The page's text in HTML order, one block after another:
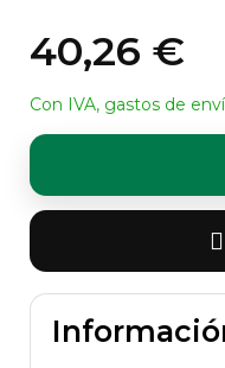
40,26 €
Con IVA, gastos de